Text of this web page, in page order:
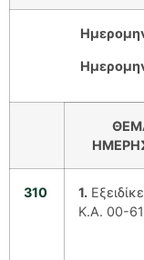
310 1.
Κ.Α. 00-